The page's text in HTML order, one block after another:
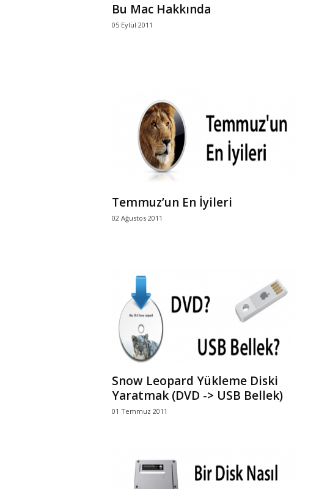
Bu Mac Hakkında
05 Eylül 2011
Temmuz’un En İyileri
02 Ağustos 2011
Snow Leopard Yükleme Diski
Yaratmak (DVD -> USB Bellek)
01 Temmuz 2011